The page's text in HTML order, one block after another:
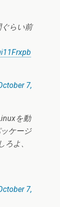
ぐらい前
7,
を動
ケージ
よ、
7,